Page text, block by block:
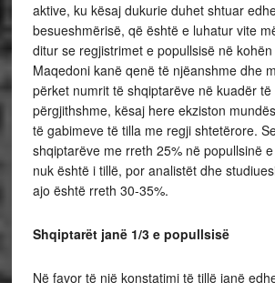
aktive, ku kësaj dukurie duhet shtuar
besueshmërisë, që është e luhatur vite
ditur se regjistrimet e popullsisë në
Maqedoni kanë qenë të njëanshme dhe
përket numrit të shqiptarëve në kuadër
përgjithshme, kësaj here ekziston
të gabimeve të tilla me regji shtetërore.
shqiptarëve me rreth 25% në popullsinë
nuk është i tillë, por analistët dhe
ajo është rreth 30-35%.
Shqiptarët janë 1/3 e popullsisë
Në favor të një konstatimi të tillë janë